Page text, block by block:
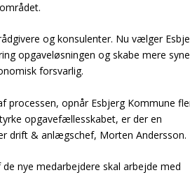
og konsulenter. Nu vælger
opgaveløsningen og skabe mere
forsvarlig.
processen, opnår Esbjerg Kommune
opgavefællesskabet, er der en
drift & anlægschef, Morten Andersson.
nye medarbejdere skal arbejde med